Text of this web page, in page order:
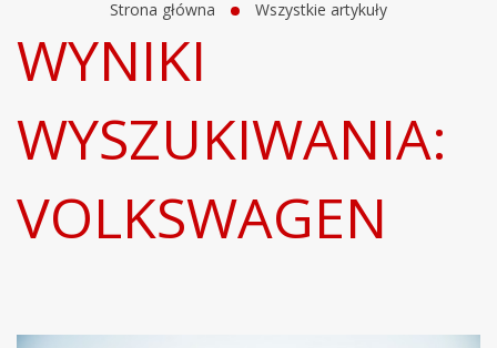
Strona główna Wszystkie artykuły
WYNIKI
WYSZUKIWANIA:
VOLKSWAGEN